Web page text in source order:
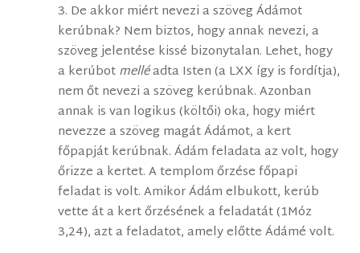
3. De akkor miért nevezi a szöveg Ádámot
kerúbnak? Nem biztos, hogy annak nevezi, a
szöveg jelentése kissé bizonytalan. Lehet, hogy
a kerúbotmelléadta Isten (a LXX így is fordítja),
nem őt nevezi a szöveg kerúbnak. Azonban
annak is van logikus (költői) oka, hogy miért
nevezze a szöveg magát Ádámot, a kert
főpapját kerúbnak. Ádám feladata az volt, hogy
őrizze a kertet. A templom őrzése főpapi
feladat is volt. Amikor Ádám elbukott, kerúb
vette át a kert őrzésének a feladatát (1Móz
3,24), azt a feladatot, amely előtte Ádámé volt.